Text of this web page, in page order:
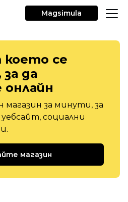
Magsimula
което се
да
онлайн
магазин за минути, за
социални
магазин